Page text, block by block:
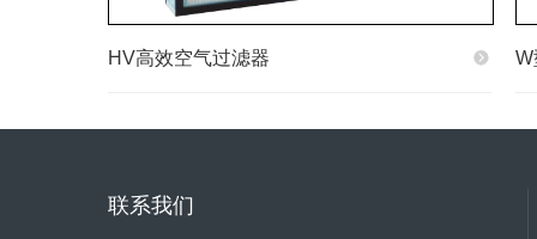
HV高效空气过滤器 W
联系我们